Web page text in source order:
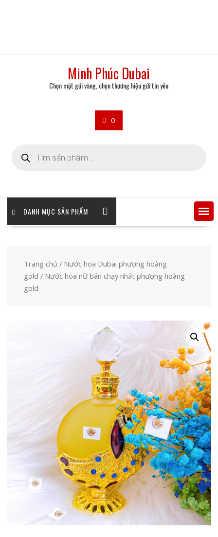
Minh Phúc Dubai
Chọn mặt gửi vàng, chọn thương hiệu gửi tin yêu
0
kiếm
sản
DANH MỤC SẢN PHẨM
Trang chủ / Nước hoa Dubai phượng hoàng
gold / Nước hoa nữ bán chạy nhất phượng hoàng
gold